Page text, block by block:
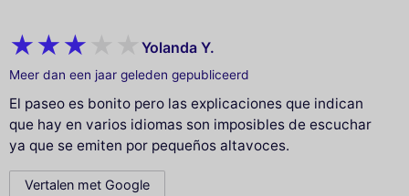
Yolanda Y.
Meer dan een jaar geleden gepubliceerd
El paseo es bonito pero las explicaciones que indican
que hay en varios idiomas son imposibles de escuchar
ya que se emiten por pequeños altavoces.
Vertalen met Google